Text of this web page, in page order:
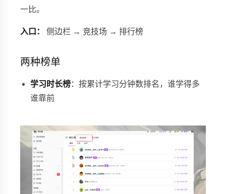
一比。
入口： 侧边栏 → 竞技场 → 排行榜
两种榜单
学习时长榜：按累计学习分钟数排名，谁学得多
谁靠前